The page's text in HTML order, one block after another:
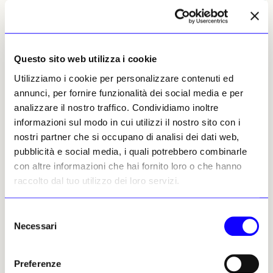
Questo sito web utilizza i cookie
Utilizziamo i cookie per personalizzare contenuti ed
annunci, per fornire funzionalità dei social media e per
analizzare il nostro traffico. Condividiamo inoltre
informazioni sul modo in cui utilizzi il nostro sito con i
nostri partner che si occupano di analisi dei dati web,
pubblicità e social media, i quali potrebbero combinarle
con altre informazioni che hai fornito loro o che hanno
raccolto dal tuo utilizzo dei loro servizi.
delNecessari
Preferenze
Gli appuntamenti in asta
da non perdere a novembre
Redattori, corrispondenti,
collaboratori e lettori di «Il
Giornale dell’Arte» sono i
nostri esploratori, gli
investigatori di occasioni,
eccezioni e stranezze che ogni
mese il mercato internazionale
dell’arte continua a offrirci
Autori vari
03 novembre 2025
da non perdere a ottobre
Redattori, corrispondenti,
collaboratori e lettori di «Il
Giornale dell’Arte» sono i
nostri esploratori, gli
investigatori di occasioni,
eccezioni e stranezze che ogni
mese il mercato internazionale
dell’arte continua a offrirci
Autori vari
04 ottobre 2025